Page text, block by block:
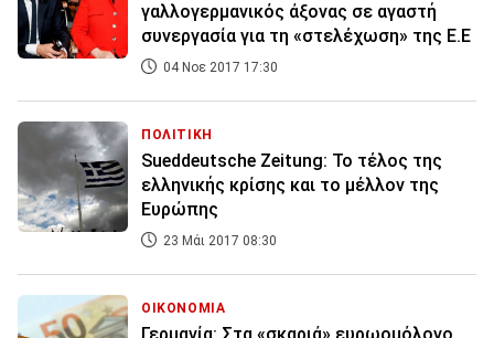
γαλλογερμανικός άξονας σε αγαστή
συνεργασία για τη «στελέχωση» της Ε.Ε
04 Νοε 2017 17:30
ΠΟΛΙΤΙΚΗ
Sueddeutsche Zeitung: To τέλος της
ελληνικής κρίσης και το μέλλον της
Ευρώπης
23 Μάι 2017 08:30
ΟΙΚΟΝΟΜΙΑ